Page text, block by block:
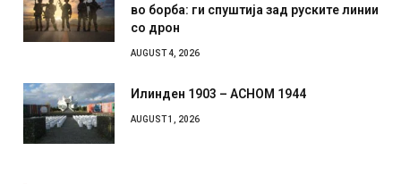
во борба: ги спуштија зад руските линии
со дрон
AUGUST 4, 2026
Илинден 1903 – АСНОМ 1944
AUGUST 1, 2026